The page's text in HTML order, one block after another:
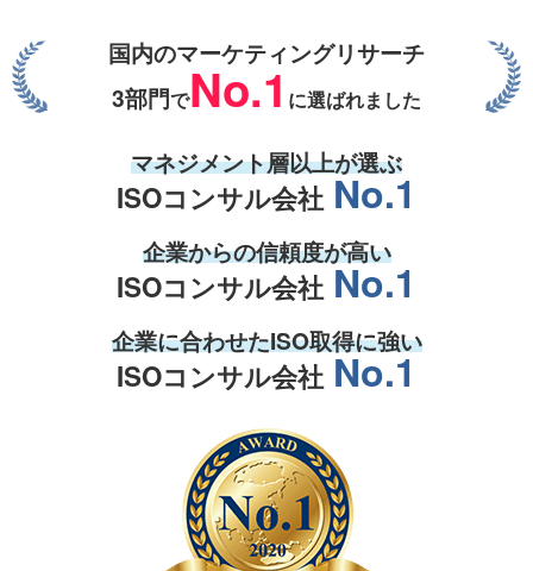
国内のマーケティングリサーチ
3部門でNo.1 に選ばれました
マネジメント層以上が選ぶ
ISOコンサル会社 No.1
企業からの信頼度が高い
ISOコンサル会社 No.1
企業に合わせたISO取得に強い
ISOコンサル会社 No.1